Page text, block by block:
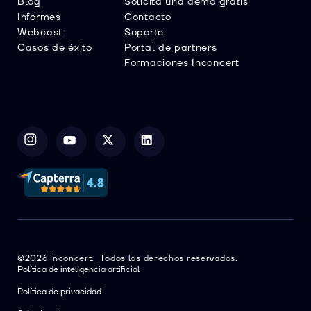
Informes
Webcast
Casos de éxito
Contacto
Soporte
Portal de partners
Formaciones Inconcert
©2026 Inconcert. Todos los derechos reservados.
Política de inteligencia artificial
Política de privacidad